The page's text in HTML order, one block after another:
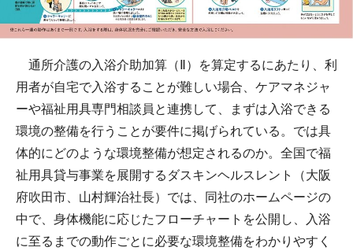
通所介護の入浴介助加算（Ⅱ）を算定するにあたり、利
用者が自宅で入浴することが難しい場合、ケアマネジャ
ーや福祉用具専門相談員と連携して、まずは入浴できる
環境の整備を行うことが要件に掲げられている。では具
体的にどのような環境整備が想定されるのか。全国で福
祉用具貸与事業を展開するダスキンヘルスレント（大阪
府吹田市、山村輝治社長）では、同社のホームページの
中で、身体機能に応じたフローチャートを公開し、入浴
に至るまでの動作ごとに必要な環境整備をわかりやすく